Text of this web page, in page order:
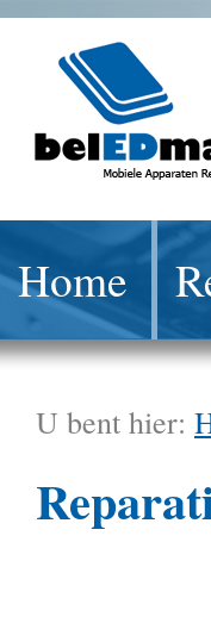
Home
U bent hier: